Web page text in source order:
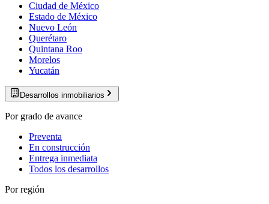
Ciudad de México
Estado de México
Nuevo León
Querétaro
Quintana Roo
Morelos
Yucatán
Desarrollos inmobiliarios
Por grado de avance
Preventa
En construcción
Entrega inmediata
Todos los desarrollos
Por región